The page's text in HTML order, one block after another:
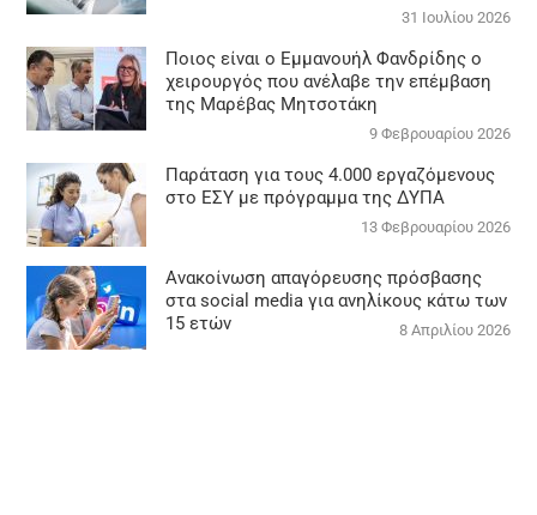
31 Ιουλίου 2026
Ποιος είναι ο Εμμανουήλ Φανδρίδης ο
χειρουργός που ανέλαβε την επέμβαση
της Μαρέβας Μητσοτάκη
9 Φεβρουαρίου 2026
Παράταση για τους 4.000 εργαζόμενους
στο ΕΣΥ με πρόγραμμα της ΔΥΠΑ
13 Φεβρουαρίου 2026
Ανακοίνωση απαγόρευσης πρόσβασης
στα social media για ανηλίκους κάτω των
15 ετών
8 Απριλίου 2026